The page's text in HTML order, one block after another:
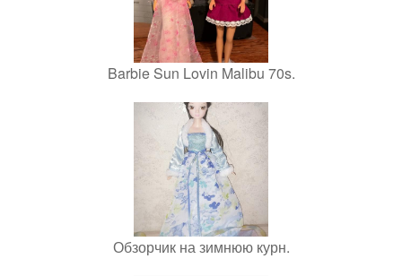
Barbie Sun Lovin Malibu 70s.
Обзорчик на зимнюю курн.